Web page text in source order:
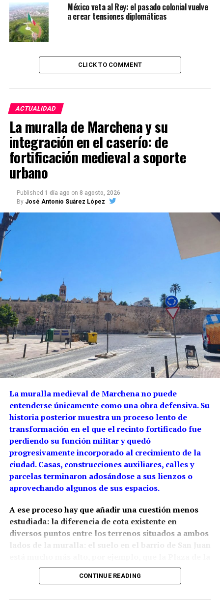
México veta al Rey: el pasado colonial vuelve
a crear tensiones diplomáticas
CLICK TO COMMENT
ACTUALIDAD
La muralla de Marchena y su
integración en el caserío: de
fortificación medieval a soporte
urbano
Published 1 día ago on 8 agosto, 2026
By José Antonio Suárez López
La muralla medieval de Marchena no puede
entenderse únicamente como una obra defensiva. Su
historia posterior muestra un proceso lento de
transformación en el que el recinto fortificado fue
perdiendo su función militar y quedó
progresivamente incorporado al crecimiento de la
ciudad. Casas, construcciones auxiliares, calles y
parcelas terminaron adosándose a sus lienzos o
aprovechando algunos de sus espacios.
A ese proceso hay que añadir una cuestión menos
estudiada: la diferencia de cota existente en
diversos puntos entre los terrenos situados a ambos
lados de la muralla: el suelo en el barrio de San Juan
Constitución.La arqueología ha demostrado que
esta relación con el relieve estaba presente desde la
CONTINUE READING